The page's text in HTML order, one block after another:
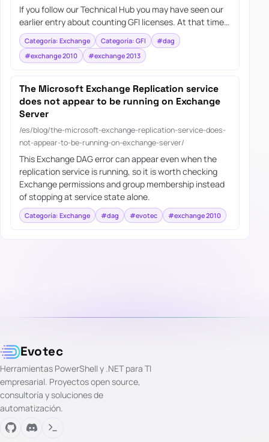
If you follow our Technical Hub you may have seen our
earlier entry about counting GFI licenses. At that time…
Categoría: Exchange Categoría: GFI
#dag
#exchange 2010
#exchange 2013
The Microsoft Exchange Replication service
does not appear to be running on Exchange
Server
/es/blog/the-microsoft-exchange-replication-service-does-
not-appear-to-be-running-on-exchange-server/
This Exchange DAG error can appear even when the
replication service is running, so it is worth checking
Exchange permissions and group membership instead
of stopping at service state alone.
Categoría: Exchange #dag #evotec #exchange 2010
Evotec
Herramientas PowerShell y .NET para TI
empresarial. Proyectos open source,
consultoría y soluciones de
automatización.